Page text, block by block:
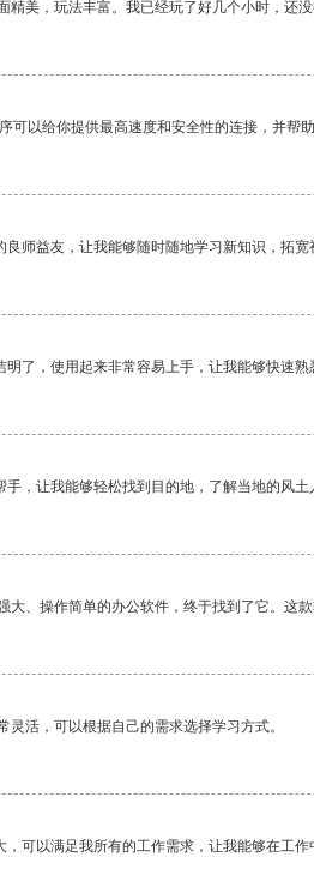
精美，玩法丰富。我已经玩了好几个小时，还没
可以给你提供最高速度和安全性的连接，并帮
师益友，让我能够随时随地学习新知识，拓宽
了，使用起来非常容易上手，让我能够快速
，让我能够轻松找到目的地，了解当地的风土
大、操作简单的办公软件，终于找到了它。这
灵活，可以根据自己的需求选择学习方式。
可以满足我所有的工作需求，让我能够在工作